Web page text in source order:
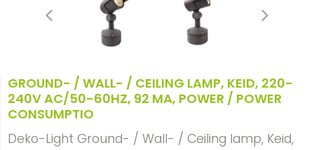
GROUND- / WALL- / CEILING LAMP, KEID, 220-
240V AC/50-60HZ, 92 MA, POWER / POWER
CONSUMPTIO
Deko-Light Ground- / Wall- / Ceiling lamp, Keid,